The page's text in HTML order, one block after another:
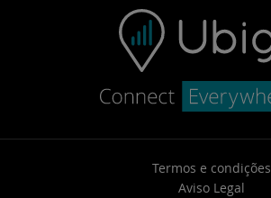
Termos e condições
Aviso Legal